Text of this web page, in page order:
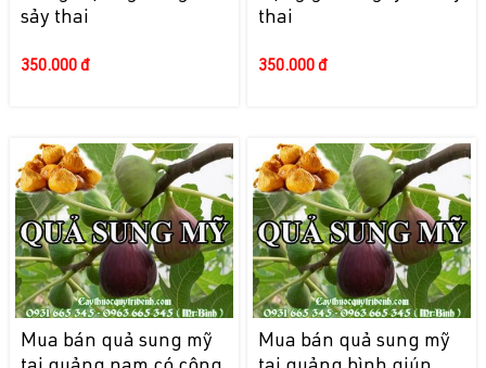
sảy thai
350.000 đ
thai
350.000 đ
Mua bán quả sung mỹ
Mua bán quả sung mỹ